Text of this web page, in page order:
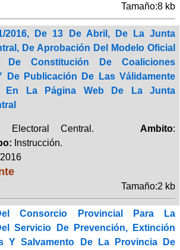
Tamaño:8 kb
2016, De 13 De Abril, De La Junta
De Aprobación Del Modelo Oficial
De Constitución De Coaliciones
De Publicación De Las Válidamente
En La Página Web De La Junta
Electoral Central. Ambito:
Instrucción.
Tamaño:2 kb
Consorcio Provincial Para La
Servicio De Prevención, Extinción
Y Salvamento De La Provincia De